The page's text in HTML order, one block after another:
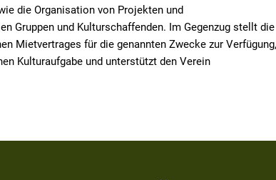
die Organisation von Projekten und
Gruppen und Kulturschaffenden. Im Gegenzug stellt die
Mietvertrages für die genannten Zwecke zur Verfügung,
Kulturaufgabe und unterstützt den Verein